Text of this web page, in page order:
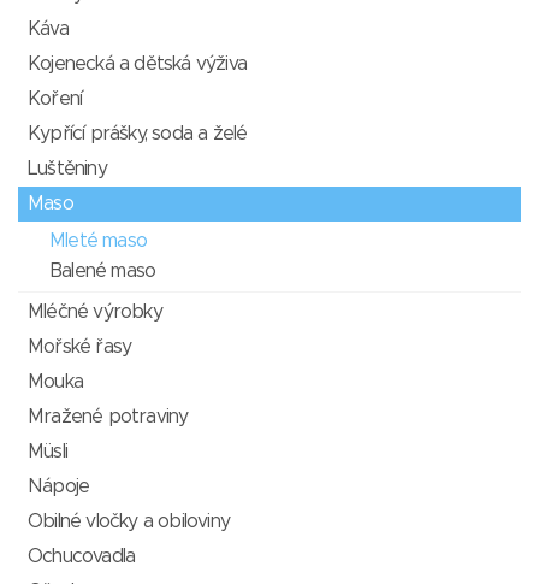
Káva
Kojenecká a dětská výživa
Koření
Kypřící prášky, soda a želé
Luštěniny
Maso
Mleté maso
Balené maso
Mléčné výrobky
Mořské řasy
Mouka
Mražené potraviny
Müsli
Nápoje
Obilné vločky a obiloviny
Ochucovadla